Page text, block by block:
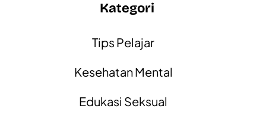
Kategori
Tips Pelajar
Kesehatan Mental
Edukasi Seksual